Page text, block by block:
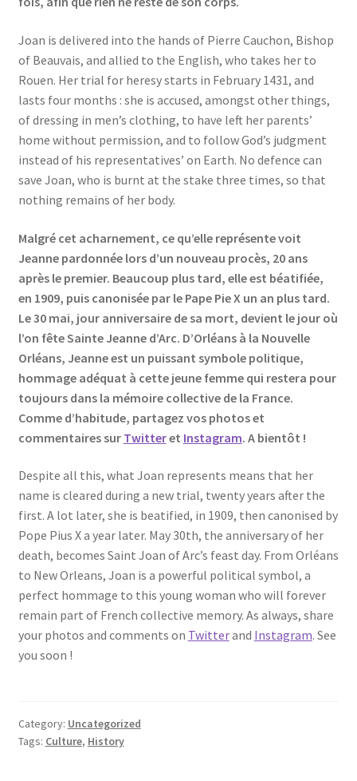
Joan is delivered into the hands of Pierre Cauchon, Bishop
of Beauvais, and allied to the English, who takes her to
Rouen. Her trial for heresy starts in February 1431, and
lasts four months : she is accused, amongst other things,
of dressing in men’s clothing, to have left her parents’
home without permission, and to follow God’s judgment
instead of his representatives’ on Earth. No defence can
save Joan, who is burnt at the stake three times, so that
nothing remains of her body.
Malgré cet acharnement, ce qu’elle représente voit
Jeanne pardonnée lors d’un nouveau procès, 20 ans
après le premier. Beaucoup plus tard, elle est béatifiée,
en 1909, puis canonisée par le Pape Pie X un an plus tard.
Le 30 mai, jour anniversaire de sa mort, devient le jour où
l’on fête Sainte Jeanne d’Arc. D’Orléans à la Nouvelle
Orléans, Jeanne est un puissant symbole politique,
hommage adéquat à cette jeune femme qui restera pour
toujours dans la mémoire collective de la France.
Comme d’habitude, partagez vos photos et
commentaires sur Twitteret Instagram. A bientôt !
Despite all this, what Joan represents means that her
name is cleared during a new trial, twenty years after the
first. A lot later, she is beatified, in 1909, then canonised by
Pope Pius X a year later. May 30th, the anniversary of her
death, becomes Saint Joan of Arc’s feast day. From Orléans
to New Orleans, Joan is a powerful political symbol, a
perfect hommage to this young woman who will forever
remain part of French collective memory. As always, share
your photos and comments on Twitterand Instagram. See
you soon !
Category: Uncategorized
Tags: Culture, History